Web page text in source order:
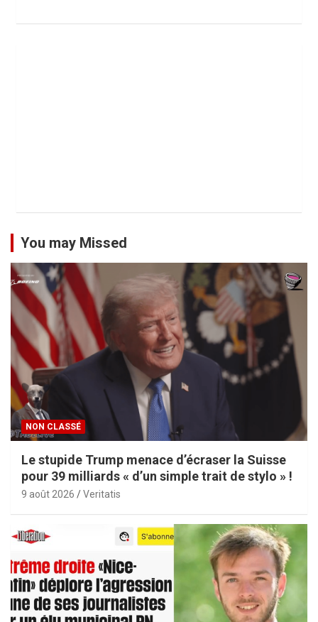
You may Missed
NON CLASSÉ
Le stupide Trump menace d’écraser la Suisse
pour 39 milliards « d’un simple trait de stylo » !
9 août 2026 Veritatis